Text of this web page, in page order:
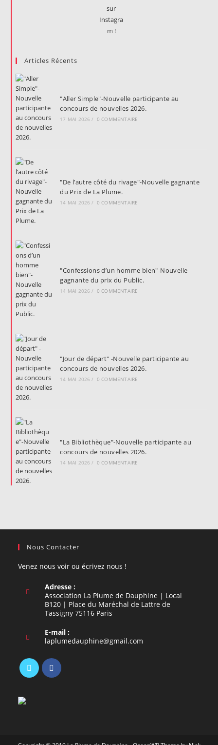
Articles Récents
"Aller Simple"-Nouvelle participante au
concours de nouvelles 2026.
17 MAI 2026 / 0 COMMENTAIRE
"De l’autre côté du rivage"-Nouvelle gagnante
du Prix de La Plume.
14 MAI 2026 / 0 COMMENTAIRE
"Confessions d’un homme bien"-Nouvelle
gagnante du prix du Public.
14 MAI 2026 / 0 COMMENTAIRE
"Jour de départ" -Nouvelle participante au
concours de nouvelles 2026.
14 MAI 2026 / 0 COMMENTAIRE
"La Bibliothèque"-Nouvelle participante au
concours de nouvelles 2026.
14 MAI 2026 / 0 COMMENTAIRE
Nous Contacter
Venez nous voir ou écrivez nous !
Adresse :
Association La Plume de Dauphine | Local
B120 | Place du Maréchal de Lattre de
Tassigny 75116 Paris
E-mail :
laplumedauphine@gmail.com
dans
un